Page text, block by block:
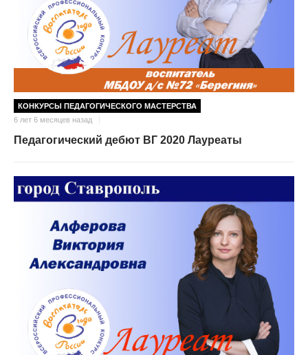
КОНКУРСЫ ПЕДАГОГИЧЕСКОГО МАСТЕРСТВА
6 лет 6 месяцев назад
Педагогический дебют ВГ 2020 Лауреаты